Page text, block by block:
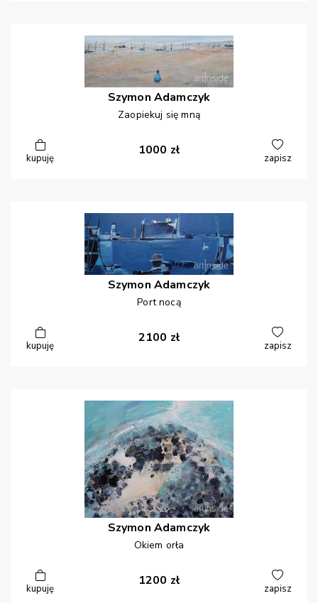
Szymon Adamczyk
Zaopiekuj się mną
kupuję
1000 zł
zapisz
Szymon Adamczyk
Port nocą
kupuję
2100 zł
zapisz
Szymon Adamczyk
Okiem orła
kupuję
1200 zł
zapisz